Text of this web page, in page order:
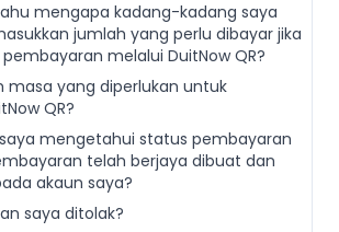
mengapa kadang-kadang saya
jumlah yang perlu dibayar jika
melalui DuitNow QR?
masa yang diperlukan untuk
QR?
mengetahui status pembayaran
telah berjaya dibuat dan
akaun saya?
saya ditolak?